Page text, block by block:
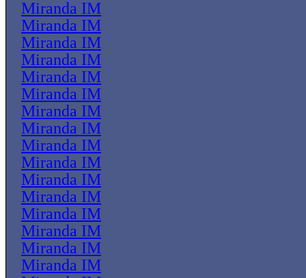
Miranda IM
Miranda IM
Miranda IM
Miranda IM
Miranda IM
Miranda IM
Miranda IM
Miranda IM
Miranda IM
Miranda IM
Miranda IM
Miranda IM
Miranda IM
Miranda IM
Miranda IM
Miranda IM